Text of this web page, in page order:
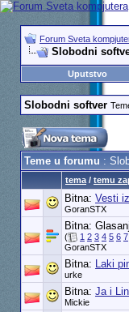
Forum Sveta
Slobodni
Uputstvo
Slobodni softver
Teme u forumu:
tema/ temu
Bitna: Vesti
GoranSTX
Bitna:
( 1 2 3 4 5 6 7
GoranSTX
Bitna: Laki
urke
Bitna: Ja i
Mickie